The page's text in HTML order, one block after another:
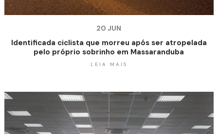
20 JUN
Identificada ciclista que morreu após ser atropelada
pelo próprio sobrinho em Massaranduba
LEIA MAIS